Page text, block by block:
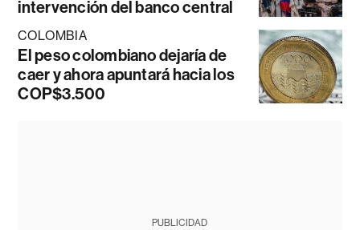
intervención del banco central
COLOMBIA
El peso colombiano dejaría de
caer y ahora apuntará hacia los
COP$3.500
PUBLICIDAD